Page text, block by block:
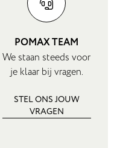
POMAX TEAM
We staan steeds voor
je klaar bij vragen.
STEL ONS JOUW
VRAGEN